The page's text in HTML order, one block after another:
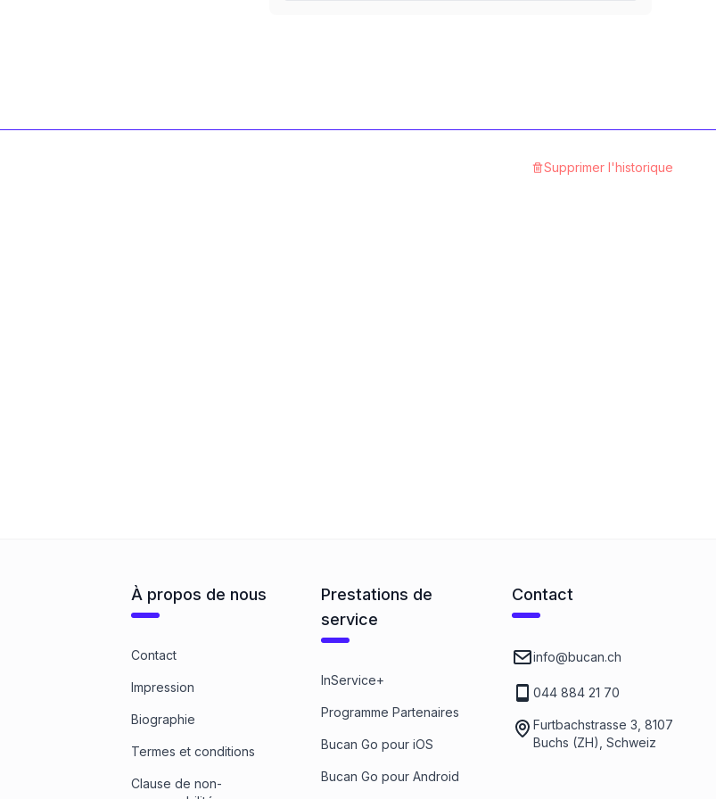
Supprimer l'historique
À propos de nous
Contact
Impression
Biographie
Termes et conditions
Clause de non-
Prestations de
service
InService+
Programme Partenaires
Bucan Go pour iOS
Bucan Go pour Android
Contact
info@bucan.ch
044 884 21 70
Furtbachstrasse 3, 8107
Buchs (ZH), Schweiz